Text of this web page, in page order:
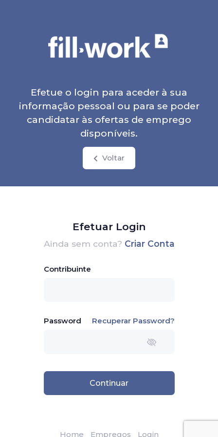
Efetue o login para aceder à sua
informação pessoal ou para se poder
candidatar às ofertas de emprego
disponíveis.
Voltar
Efetuar Login
Ainda sem conta? Criar Conta
Contribuinte
Password Recuperar Password?
Continuar
Home Empregos Login